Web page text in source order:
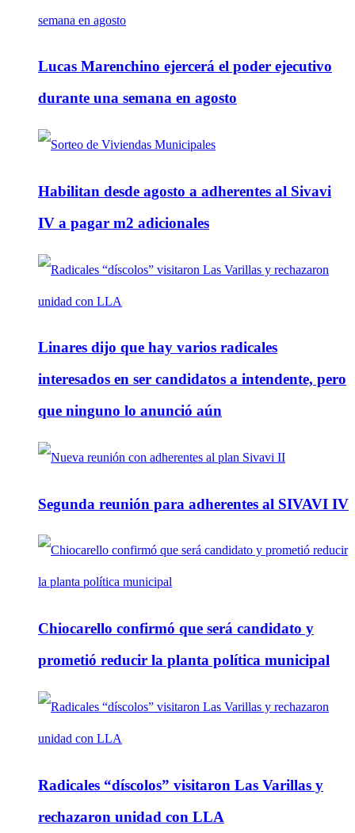
Lucas Marenchino ejercerá el poder ejecutivo
durante una semana en agosto
Habilitan desde agosto a adherentes al Sivavi
IV a pagar m2 adicionales
Linares dijo que hay varios radicales
interesados en ser candidatos a intendente, pero
que ninguno lo anunció aún
Segunda reunión para adherentes al SIVAVI IV
Chiocarello confirmó que será candidato y
prometió reducir la planta política municipal
Radicales “díscolos” visitaron Las Varillas y
rechazaron unidad con LLA